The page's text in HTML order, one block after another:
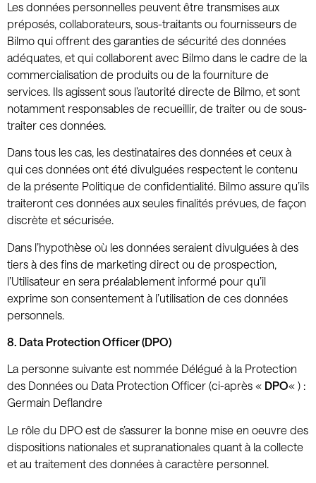
Les données personnelles peuvent être transmises aux
préposés, collaborateurs, sous-traitants ou fournisseurs de
Bilmo qui offrent des garanties de sécurité des données
adéquates, et qui collaborent avec Bilmo dans le cadre de la
commercialisation de produits ou de la fourniture de
services. Ils agissent sous l’autorité directe de Bilmo, et sont
notamment responsables de recueillir, de traiter ou de sous-
traiter ces données.
Dans tous les cas, les destinataires des données et ceux à
qui ces données ont été divulguées respectent le contenu
de la présente Politique de confidentialité. Bilmo assure qu’ils
traiteront ces données aux seules finalités prévues, de façon
discrète et sécurisée.
Dans l’hypothèse où les données seraient divulguées à des
tiers à des fins de marketing direct ou de prospection,
l’Utilisateur en sera préalablement informé pour qu’il
exprime son consentement à l’utilisation de ces données
personnels.
8. Data Protection Officer (DPO)
La personne suivante est nommée Délégué à la Protection
des Données ou Data Protection Officer (ci-après « DPO« ) :
Germain Deflandre
Le rôle du DPO est de s’assurer la bonne mise en oeuvre des
dispositions nationales et supranationales quant à la collecte
et au traitement des données à caractère personnel.